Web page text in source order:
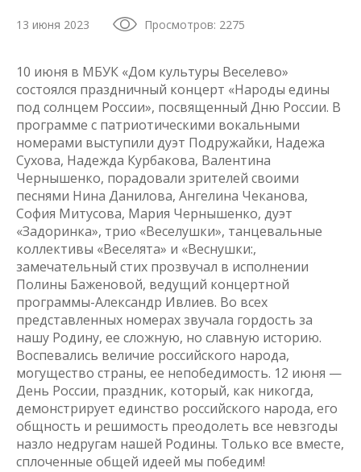
13 июня 2023 Просмотров: 2275
10 июня в МБУК «Дом культуры Веселево»
состоялся праздничный концерт «Народы едины
под солнцем России», посвященный Дню России. В
программе с патриотическими вокальными
номерами выступили дуэт Подружайки, Надежа
Сухова, Надежда Курбакова, Валентина
Чернышенко, порадовали зрителей своими
песнями Нина Данилова, Ангелина Чеканова,
София Митусова, Мария Чернышенко, дуэт
«Задоринка», трио «Веселушки», танцевальные
коллективы «Веселята» и «Веснушки:,
замечательный стих прозвучал в исполнении
Полины Баженовой, ведущий концертной
программы-Александр Ивлиев. Во всех
представленных номерах звучала гордость за
нашу Родину, ее сложную, но славную историю.
Воспевались величие российского народа,
могущество страны, ее непобедимость. 12 июня —
День России, праздник, который, как никогда,
демонстрирует единство российского народа, его
общность и решимость преодолеть все невзгоды
назло недругам нашей Родины. Только все вместе,
сплоченные общей идеей мы победим!